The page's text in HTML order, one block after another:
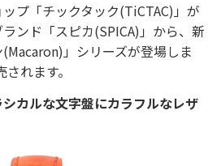
プ「チックタック(TiCTAC)」が
ンド「スピカ(SPICA)」から、新
」シリーズが登場しま
れます。
カルな文字盤にカラフルなレザ